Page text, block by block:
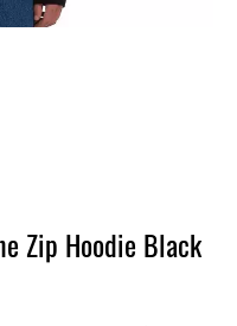
Zip Hoodie Black